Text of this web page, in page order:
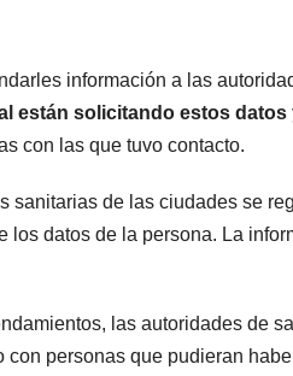
información a las
están solicitando estos
con las que tuvo contacto.
sanitarias de las ciudades se
datos de la persona. La
las autoridades de
con personas que pudieran